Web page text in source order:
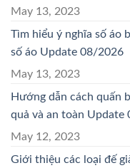
May 13, 2023
Tìm hiểu ý nghĩa số áo
số áo Update 08/2026
May 13, 2023
Hướng dẫn cách quấn
quả và an toàn Update
May 12, 2023
Giới thiệu các loại đế